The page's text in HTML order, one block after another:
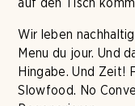
Wir leben
Menu du jour. Und
Hingabe. Und Zeit!
Slowfood. No